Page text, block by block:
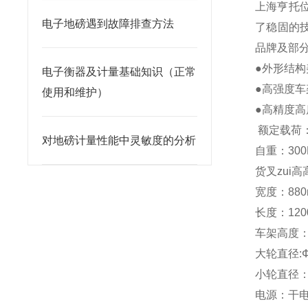
电子地磅遇到故障排查方法
电子衡器及计量基础知识（正常
使用和维护）
对地磅计量性能中灵敏度的分析
上海亨托
了稳固的
品牌及部
●外形结
●高强度
●高精度
额定载荷
自重：
货叉zui高
宽度：
长度：
车架高度
大轮直径
小轮直径
电源：干